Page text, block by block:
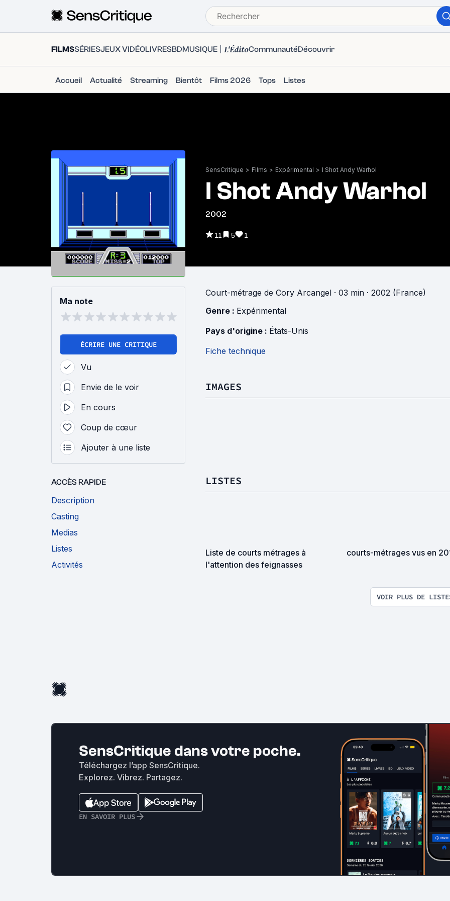
FILMSSÉRIESJEUX VIDÉOLIVRESBDMUSIQUE L'ÉditoCommunautéDécouvrir
Accueil Actualité Streaming Bientôt Films 2026 Tops Listes
SensCritique > Films > Expérimental > I Shot Andy Warhol
I Shot Andy Warhol
2002
11 5 1
Ma note
ÉCRIRE UNE CRITIQUE
Vu
Envie de le voir
En cours
Coup de cœur
Ajouter à une liste
ACCÈS RAPIDE
Description
Casting
Medias
Listes
Activités
Court-métrage de Cory Arcangel · 03 min · 2002 (France)
Genre : Expérimental
Pays d'origine : États-Unis
Fiche technique
IMAGES
LISTES
Liste de courts métrages à
l'attention des feignasses
courts-métrages vus en
VOIR PLUS DE
SensCritique dans votre poche.
Téléchargez l’app SensCritique.
Explorez. Vibrez. Partagez.
EN SAVOIR PLUS